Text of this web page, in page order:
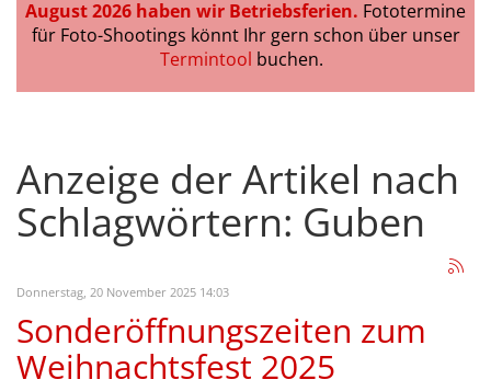
August 2026 haben wir Betriebsferien. Fototermine
für Foto-Shootings könnt Ihr gern schon über unser
Termintool buchen.
Anzeige der Artikel nach
Schlagwörtern: Guben
Donnerstag, 20 November 2025 14:03
Sonderöffnungszeiten zum
Weihnachtsfest 2025